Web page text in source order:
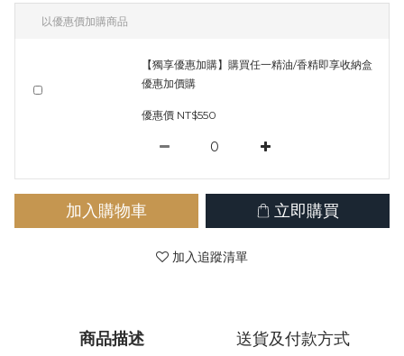
以優惠價加購商品
【獨享優惠加購】購買任一精油/香精即享收納盒
優惠加價購
優惠價 NT$550
加入購物車 立即購買
加入追蹤清單
商品描述 送貨及付款方式